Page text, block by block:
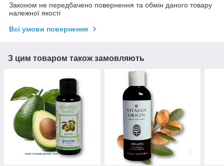
Законом не передбачено повернення та обмін даного товару
належної якості
Всі умови повернення
З цим товаром також замовляють